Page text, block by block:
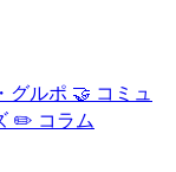
グルポ 🤝 コミュ
✏️ コラム